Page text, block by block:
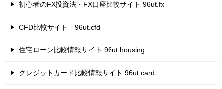
初心者のFX投資法・FX口座比較サイト 96ut.fx
CFD比較サイト 96ut.cfd
住宅ローン比較情報サイト 96ut.housing
クレジットカード比較情報サイト 96ut.card